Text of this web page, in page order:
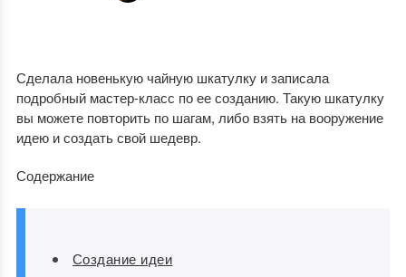
Сделала новенькую чайную шкатулку и записала
подробный мастер-класс по ее созданию. Такую шкатулку
вы можете повторить по шагам, либо взять на вооружение
идею и создать свой шедевр.
Содержание
Создание идеи